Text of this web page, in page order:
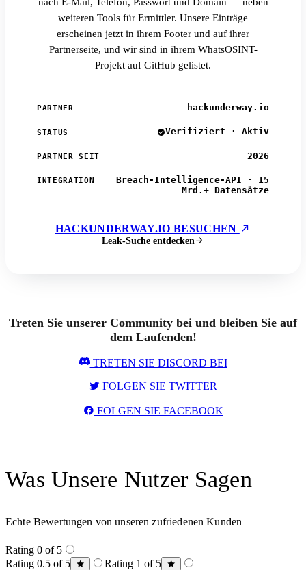
nach E-Mail, Telefon, Passwort und Domain — neben
weiteren Tools für Ermittler. Unsere Einträge
erscheinen jetzt in ihrem Footer und auf ihrer
Partnerseite, und wir sind in ihrem WhatsOSINT-
Projekt auf GitHub gelistet.
PARTNER hackunderway.io
STATUS Verifiziert · Aktiv
PARTNER SEIT 2026
INTEGRATION
Breach-Intelligence-API · 15
Mrd.+ Datensätze
HACKUNDERWAY.IO BESUCHEN
Leak-Suche entdecken
Treten Sie unserer Community bei und bleiben Sie auf
dem Laufenden!
TRETEN SIE DISCORD BEI
FOLGEN SIE TWITTER
FOLGEN SIE FACEBOOK
Was Unsere Nutzer Sagen
Echte Bewertungen von unseren zufriedenen Kunden
Rating 0 of 5
Rating 0.5 of 5
Rating 1 of 5